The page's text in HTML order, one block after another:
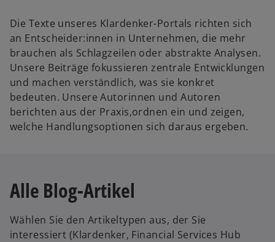
Die Texte unseres Klardenker-Portals richten sich
an Entscheider:innen in Unternehmen, die mehr
brauchen als Schlagzeilen oder abstrakte Analysen.
Unsere Beiträge fokussieren zentrale Entwicklungen
und machen verständlich, was sie konkret
bedeuten. Unsere Autorinnen und Autoren
berichten aus der Praxis,ordnen ein und zeigen,
welche Handlungsoptionen sich daraus ergeben.
Alle Blog-Artikel
Wählen Sie den Artikeltypen aus, der Sie
interessiert (Klardenker, Financial Services Hub